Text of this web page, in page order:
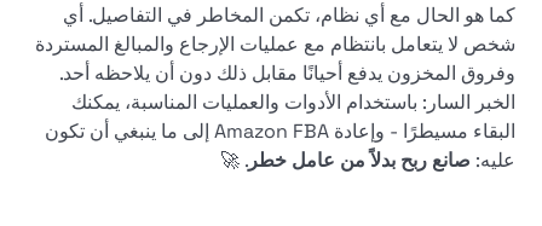
كما هو الحال مع أي نظام، تكمن المخاطر في التفاصيل. أي
شخص لا يتعامل بانتظام مع عمليات الإرجاع والمبالغ المستردة
وفروق المخزون يدفع أحيانًا مقابل ذلك دون أن يلاحظه أحد.
الخبر السار: باستخدام الأدوات والعمليات المناسبة، يمكنك
البقاء مسيطرًا - وإعادة Amazon FBA إلى ما ينبغي أن تكون
عليه: صانع ربح بدلاً من عامل خطر. 🚀